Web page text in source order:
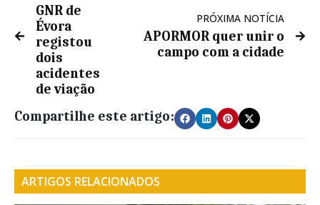
GNR de
Évora
registou
dois
acidentes
de viação
PRÓXIMA NOTÍCIA
APORMOR quer unir o
campo com a cidade
Compartilhe este artigo:
ARTIGOS RELACIONADOS